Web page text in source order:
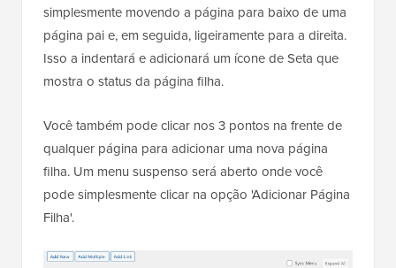
simplesmente movendo a página para baixo de uma
página pai e, em seguida, ligeiramente para a direita.
Isso a indentará e adicionará um ícone de Seta que
mostra o status da página filha.
Você também pode clicar nos 3 pontos na frente de
qualquer página para adicionar uma nova página
filha. Um menu suspenso será aberto onde você
pode simplesmente clicar na opção 'Adicionar Página
Filha'.